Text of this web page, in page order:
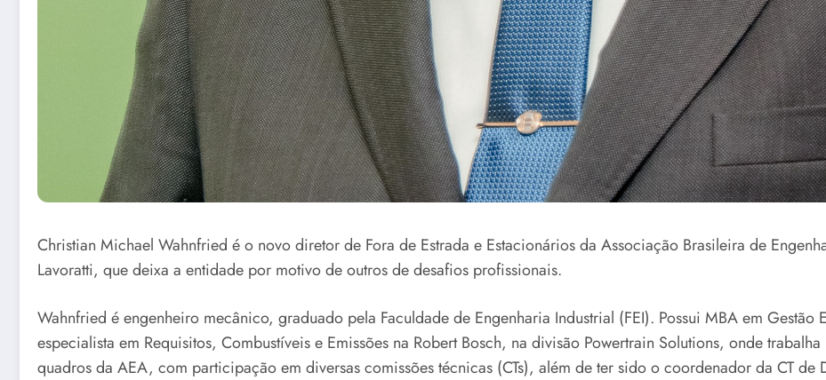
Christian Michael Wahnfried é o novo diretor de Fora de Estrada e Estacionários da Associação Brasileira de
Lavoratti, que deixa a entidade por motivo de outros de desafios profissionais.
Wahnfried é engenheiro mecânico, graduado pela Faculdade de Engenharia Industrial (FEI). Possui MBA em Gestão
especialista em Requisitos, Combustíveis e Emissões na Robert Bosch, na divisão Powertrain Solutions, onde
quadros da AEA, com participação em diversas comissões técnicas (CTs), além de ter sido o coordenador da CT de